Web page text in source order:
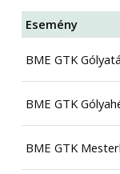
Esemény
BME GTK
BME GTK
BME GTK